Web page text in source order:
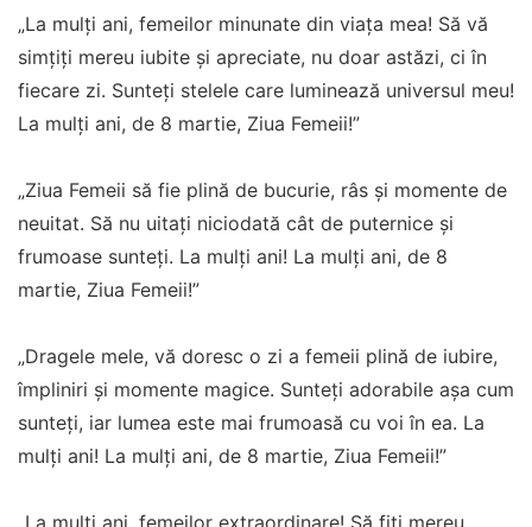
„La mulți ani, femeilor minunate din viața mea! Să vă
simțiți mereu iubite și apreciate, nu doar astăzi, ci în
fiecare zi. Sunteți stelele care luminează universul meu!
La mulţi ani, de 8 martie, Ziua Femeii!”
„Ziua Femeii să fie plină de bucurie, râs și momente de
neuitat. Să nu uitați niciodată cât de puternice și
frumoase sunteți. La mulți ani! La mulţi ani, de 8
martie, Ziua Femeii!”
„Dragele mele, vă doresc o zi a femeii plină de iubire,
împliniri și momente magice. Sunteți adorabile așa cum
sunteți, iar lumea este mai frumoasă cu voi în ea. La
mulți ani! La mulţi ani, de 8 martie, Ziua Femeii!”
„La mulți ani, femeilor extraordinare! Să fiți mereu